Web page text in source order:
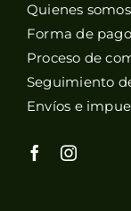
Quienes somos
Forma de
Proceso de
Seguimiento
Envíos e